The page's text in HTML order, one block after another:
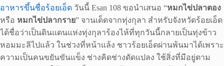
อาหารขึ้นชื่อร้อยเอ็ด วันนี้ Esan 108 ขอนำเสนอ “หมกไข่ปลาตอง
หรือ หมกไข่ปลากราย” จานเด็ดจากทุ่งกุลา สำหรับจังหวัดร้อยเอ็ด
ได้ชื่อว่าเป็นดินแดนแห่งทุ่งกุลาร้องไห้ที่ทุกวันนี้กลายเป็นทุ่งข้าว
หอมมะลิไปแล้ว ในช่วงที่หน้าแล้ง ชาวร้อยเอ็ดผ่านพ้นมาได้เพราะ
ความเป็นคนขยันขันแข็ง ช่างคิดช่างดัดแปลง ใช้สิ่งที่มีอยู่ตาม